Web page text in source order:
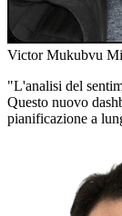
Victor Mukubvu
"L'analisi del
Questo nuovo
pianificazione a